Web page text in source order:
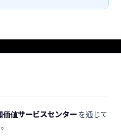
値サービスセンターを通じて